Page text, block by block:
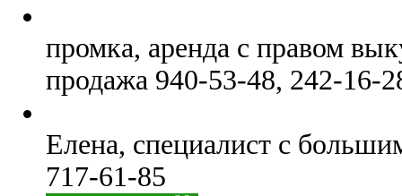
промка, аренда с правом
продажа 940-53-48, 242-16-
Елена, специалист с
717-61-85